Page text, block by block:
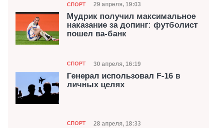
Категория
СПОРТ Дата публикации
29 апреля, 19:03
Мудрик получил максимальное
наказание за допинг: футболист
пошел ва-банк
Категория
СПОРТ Дата публикации
30 апреля, 16:19
Генерал использовал F-16 в
личных целях
Категория
СПОРТ Дата публикации
28 апреля, 18:33